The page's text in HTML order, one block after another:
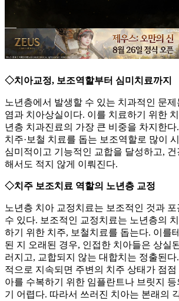
◇치아교정, 보조역할부터 심미치료까지
노년층에서 발생할 수 있는 치과적인 문
염과 치아상실이다. 이를 치료하기 위한
년층 치과진료의 가장 큰 비중을 차지한
치주·보철 치료를 돕는 보조역할로 많이
심미적이고 기능적인 교합을 달성하고, 건
해서도 적지 않게 이뤄진다.
◇치주 보조치료 역할의 노년층 교정
노년층 치아 교정치료는 보조적인 것과
수 있다. 보조적인 교정치료는 노년층의
하기 위한 치주, 보철치료를 돕는다. 이를
된 지 오래된 경우, 인접한 치아들은 상실
러지고, 교합되지 않는 대합치는 정출된다
적으로 지속되면 주변의 치주 상태가 점점
아를 수복하기 위한 임플란트나 브릿지
기 어렵다. 따라서 쓰러진 치아는 본래의